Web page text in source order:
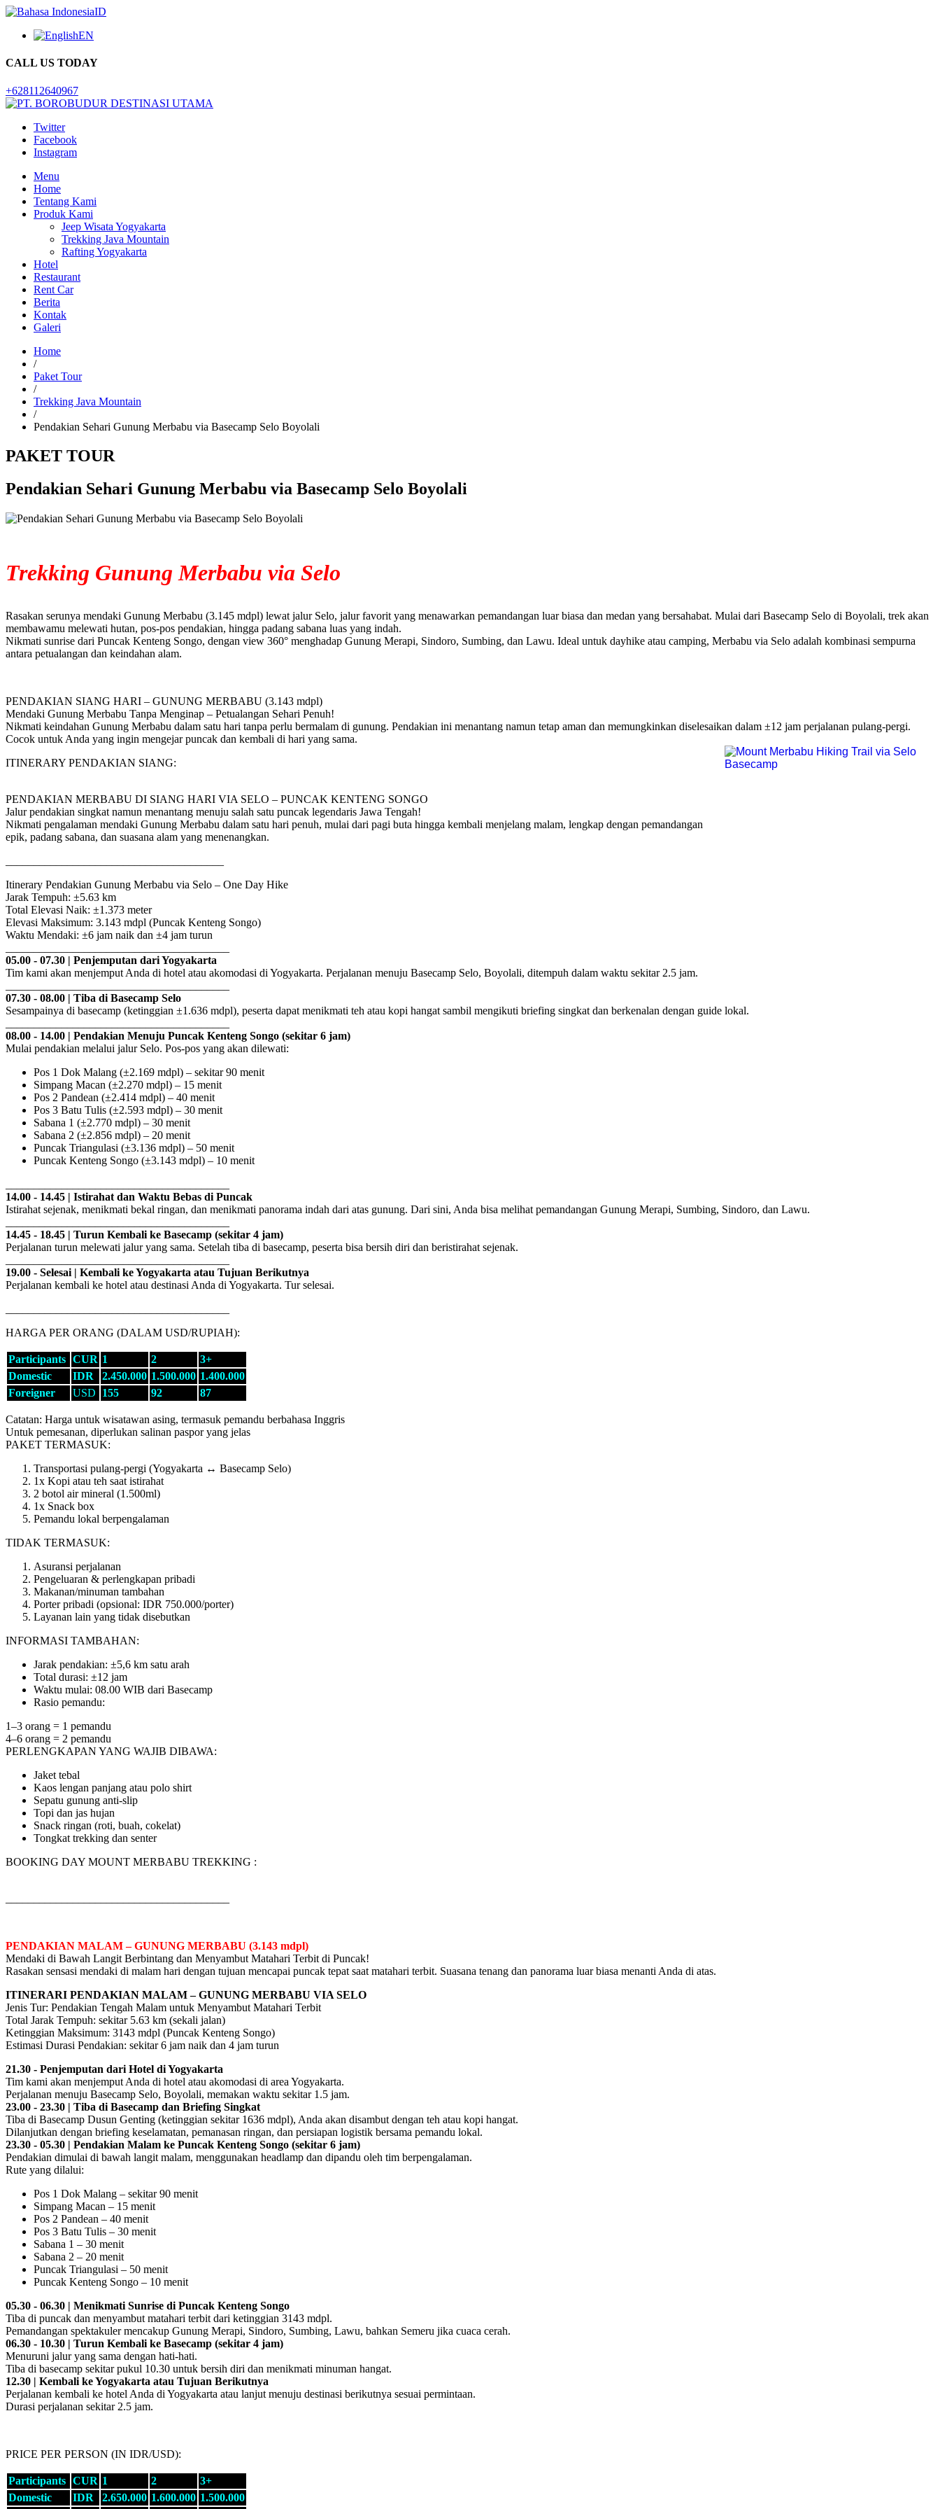
ID
EN
CALL US TODAY
+628112640967
Twitter
Facebook
Instagram
Menu
Home
Tentang Kami
Produk Kami
Jeep Wisata Yogyakarta
Trekking Java Mountain
Rafting Yogyakarta
Hotel
Restaurant
Rent Car
Berita
Kontak
Galeri
Home
/
Paket Tour
/
Trekking Java Mountain
/
Pendakian Sehari Gunung Merbabu via Basecamp Selo Boyolali
PAKET TOUR
Pendakian Sehari Gunung Merbabu via Basecamp Selo Boyolali
Trekking Gunung Merbabu via Selo
Rasakan serunya mendaki Gunung Merbabu (3.145 mdpl) lewat jalur Selo, jalur favorit yang menawarkan pemandangan luar biasa dan medan yang bersahabat. Mulai dari Basecamp Selo di Boyolali, trek akan
membawamu melewati hutan, pos-pos pendakian, hingga padang sabana luas yang indah.
Nikmati sunrise dari Puncak Kenteng Songo, dengan view 360° menghadap Gunung Merapi, Sindoro, Sumbing, dan Lawu. Ideal untuk dayhike atau camping, Merbabu via Selo adalah kombinasi sempurna
antara petualangan dan keindahan alam.
PENDAKIAN SIANG HARI – GUNUNG MERBABU (3.143 mdpl)
Mendaki Gunung Merbabu Tanpa Menginap – Petualangan Sehari Penuh!
Nikmati keindahan Gunung Merbabu dalam satu hari tanpa perlu bermalam di gunung. Pendakian ini menantang namun tetap aman dan memungkinkan diselesaikan dalam ±12 jam perjalanan pulang-pergi.
Cocok untuk Anda yang ingin mengejar puncak dan kembali di hari yang sama.
ITINERARY PENDAKIAN SIANG:
PENDAKIAN MERBABU DI SIANG HARI VIA SELO – PUNCAK KENTENG SONGO
Jalur pendakian singkat namun menantang menuju salah satu puncak legendaris Jawa Tengah!
Nikmati pengalaman mendaki Gunung Merbabu dalam satu hari penuh, mulai dari pagi buta hingga kembali menjelang malam, lengkap dengan pemandangan
epik, padang sabana, dan suasana alam yang menenangkan.
Itinerary Pendakian Gunung Merbabu via Selo – One Day Hike
Jarak Tempuh: ±5.63 km
Total Elevasi Naik: ±1.373 meter
Elevasi Maksimum: 3.143 mdpl (Puncak Kenteng Songo)
Waktu Mendaki: ±6 jam naik dan ±4 jam turun
05.00 - 07.30 | Penjemputan dari Yogyakarta
Tim kami akan menjemput Anda di hotel atau akomodasi di Yogyakarta. Perjalanan menuju Basecamp Selo, Boyolali, ditempuh dalam waktu sekitar 2.5 jam.
07.30 - 08.00 | Tiba di Basecamp Selo
Sesampainya di basecamp (ketinggian ±1.636 mdpl), peserta dapat menikmati teh atau kopi hangat sambil mengikuti briefing singkat dan berkenalan dengan guide lokal.
08.00 - 14.00 | Pendakian Menuju Puncak Kenteng Songo (sekitar 6 jam)
Mulai pendakian melalui jalur Selo. Pos-pos yang akan dilewati:
Pos 1 Dok Malang (±2.169 mdpl) – sekitar 90 menit
Simpang Macan (±2.270 mdpl) – 15 menit
Pos 2 Pandean (±2.414 mdpl) – 40 menit
Pos 3 Batu Tulis (±2.593 mdpl) – 30 menit
Sabana 1 (±2.770 mdpl) – 30 menit
Sabana 2 (±2.856 mdpl) – 20 menit
Puncak Triangulasi (±3.136 mdpl) – 50 menit
Puncak Kenteng Songo (±3.143 mdpl) – 10 menit
14.00 - 14.45 | Istirahat dan Waktu Bebas di Puncak
Istirahat sejenak, menikmati bekal ringan, dan menikmati panorama indah dari atas gunung. Dari sini, Anda bisa melihat pemandangan Gunung Merapi, Sumbing, Sindoro, dan Lawu.
14.45 - 18.45 | Turun Kembali ke Basecamp (sekitar 4 jam)
Perjalanan turun melewati jalur yang sama. Setelah tiba di basecamp, peserta bisa bersih diri dan beristirahat sejenak.
19.00 - Selesai | Kembali ke Yogyakarta atau Tujuan Berikutnya
Perjalanan kembali ke hotel atau destinasi Anda di Yogyakarta. Tur selesai.
HARGA PER ORANG (DALAM USD/RUPIAH):
Participants CUR 1 2
3+
Domestic
IDR 2.450.000 1.500.000 1.400.000
Foreigner
USD 155 92 87
Catatan: Harga untuk wisatawan asing, termasuk pemandu berbahasa Inggris
Untuk pemesanan, diperlukan salinan paspor yang jelas
PAKET TERMASUK:
Transportasi pulang-pergi (Yogyakarta ↔ Basecamp Selo)
1x Kopi atau teh saat istirahat
2 botol air mineral (1.500ml)
1x Snack box
Pemandu lokal berpengalaman
TIDAK TERMASUK:
Asuransi perjalanan
Pengeluaran & perlengkapan pribadi
Makanan/minuman tambahan
Porter pribadi (opsional: IDR 750.000/porter)
Layanan lain yang tidak disebutkan
INFORMASI TAMBAHAN:
Jarak pendakian: ±5,6 km satu arah
Total durasi: ±12 jam
Waktu mulai: 08.00 WIB dari Basecamp
Rasio pemandu:
1–3 orang = 1 pemandu
4–6 orang = 2 pemandu
PERLENGKAPAN YANG WAJIB DIBAWA:
Jaket tebal
Kaos lengan panjang atau polo shirt
Sepatu gunung anti-slip
Topi dan jas hujan
Snack ringan (roti, buah, cokelat)
Tongkat trekking dan senter
BOOKING DAY MOUNT MERBABU TREKKING :
PENDAKIAN MALAM – GUNUNG MERBABU (3.143 mdpl)
Mendaki di Bawah Langit Berbintang dan Menyambut Matahari Terbit di Puncak!
Rasakan sensasi mendaki di malam hari dengan tujuan mencapai puncak tepat saat matahari terbit. Suasana tenang dan panorama luar biasa menanti Anda di atas.
ITINERARI PENDAKIAN MALAM – GUNUNG MERBABU VIA SELO
Jenis Tur: Pendakian Tengah Malam untuk Menyambut Matahari Terbit
Total Jarak Tempuh: sekitar 5.63 km (sekali jalan)
Ketinggian Maksimum: 3143 mdpl (Puncak Kenteng Songo)
Estimasi Durasi Pendakian: sekitar 6 jam naik dan 4 jam turun
21.30 - Penjemputan dari Hotel di Yogyakarta
Tim kami akan menjemput Anda di hotel atau akomodasi di area Yogyakarta.
Perjalanan menuju Basecamp Selo, Boyolali, memakan waktu sekitar 1.5 jam.
23.00 - 23.30 | Tiba di Basecamp dan Briefing Singkat
Tiba di Basecamp Dusun Genting (ketinggian sekitar 1636 mdpl), Anda akan disambut dengan teh atau kopi hangat.
Dilanjutkan dengan briefing keselamatan, pemanasan ringan, dan persiapan logistik bersama pemandu lokal.
23.30 - 05.30 | Pendakian Malam ke Puncak Kenteng Songo (sekitar 6 jam)
Pendakian dimulai di bawah langit malam, menggunakan headlamp dan dipandu oleh tim berpengalaman.
Rute yang dilalui:
Pos 1 Dok Malang – sekitar 90 menit
Simpang Macan – 15 menit
Pos 2 Pandean – 40 menit
Pos 3 Batu Tulis – 30 menit
Sabana 1 – 30 menit
Sabana 2 – 20 menit
Puncak Triangulasi – 50 menit
Puncak Kenteng Songo – 10 menit
05.30 - 06.30 | Menikmati Sunrise di Puncak Kenteng Songo
Tiba di puncak dan menyambut matahari terbit dari ketinggian 3143 mdpl.
Pemandangan spektakuler mencakup Gunung Merapi, Sindoro, Sumbing, Lawu, bahkan Semeru jika cuaca cerah.
06.30 - 10.30 | Turun Kembali ke Basecamp (sekitar 4 jam)
Menuruni jalur yang sama dengan hati-hati.
Tiba di basecamp sekitar pukul 10.30 untuk bersih diri dan menikmati minuman hangat.
12.30 | Kembali ke Yogyakarta atau Tujuan Berikutnya
Perjalanan kembali ke hotel Anda di Yogyakarta atau lanjut menuju destinasi berikutnya sesuai permintaan.
Durasi perjalanan sekitar 2.5 jam.
PRICE PER PERSON (IN IDR/USD):
Participants CUR 1 2
3+
Domestic
IDR 2.650.000 1.600.000 1.500.000